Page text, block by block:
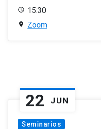
15:30
Zoom
22 JUN
Seminarios